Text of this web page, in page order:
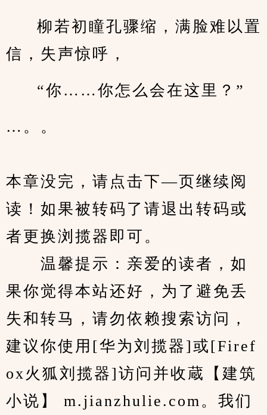
柳若初瞳孔骤缩，满脸难以置
信，失声惊呼，
“你……你怎么会在这里？”
…。。
本章没完，请点击下—页继续阅
读！如果被转码了请退出转码或
者更换浏揽器即可。
温馨提示：亲爱的读者，如
果你觉得本站还好，为了避免丢
失和转马，请勿依赖搜索访问，
建议你使用[华为刘揽器]或[Firef
ox火狐刘揽器]访问并收蔵【建筑
小说】 m.jianzhulie.com。我们